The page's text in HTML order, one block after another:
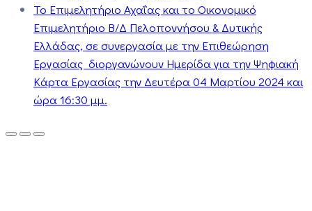
Το Επιμελητήριο Αχαΐας και το Οικονομικό
Επιμελητήριο Β/Δ Πελοποννήσου & Δυτικής
Ελλάδας, σε συνεργασία με την Επιθεώρηση
Εργασίας διοργανώνουν Ημερίδα για την Ψηφιακή
Κάρτα Εργασίας την Δευτέρα 04 Μαρτίου 2024 και
ώρα 16:30 μμ.